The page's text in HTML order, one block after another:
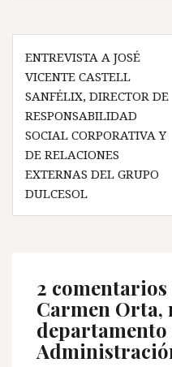
Navegación
de
entradas
ENTREVISTA A JOSÉ
VICENTE CASTELL
SANFÉLIX, DIRECTOR DE
RESPONSABILIDAD
SOCIAL CORPORATIVA Y
DE RELACIONES
EXTERNAS DEL GRUPO
DULCESOL
2 comentarios
Carmen Orta,
departamento